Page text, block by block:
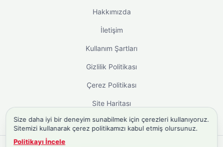
Hakkımızda
İletişim
Kullanım Şartları
Gizlilik Politikası
Çerez Politikası
Site Haritası
Size daha iyi bir deneyim sunabilmek için çerezleri kullanıyoruz.
Sitemizi kullanarak çerez politikamızı kabul etmiş olursunuz.
Politikayı İncele